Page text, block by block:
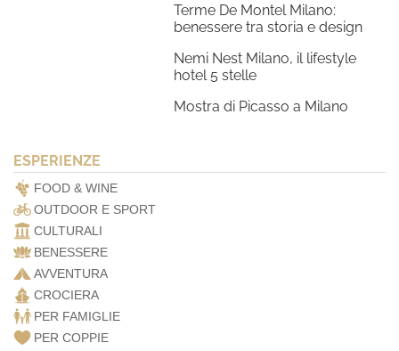
Terme De Montel Milano:
benessere tra storia e design
Nemi Nest Milano, il lifestyle
hotel 5 stelle
Mostra di Picasso a Milano
ESPERIENZE
FOOD & WINE
OUTDOOR E SPORT
CULTURALI
BENESSERE
AVVENTURA
CROCIERA
PER FAMIGLIE
PER COPPIE